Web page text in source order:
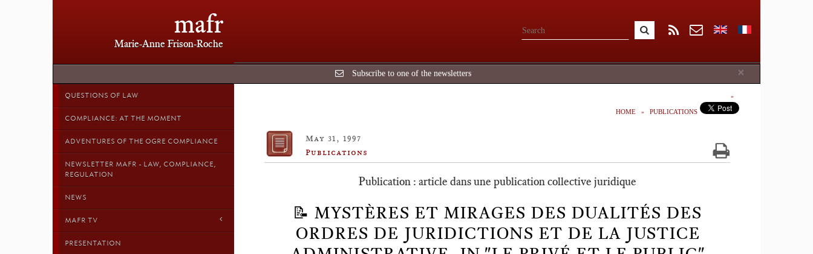
mafr
Marie-Anne Frison-Roche
×
Subscribe to one of the newsletters
QUESTIONS OF LAW
COMPLIANCE: AT THE MOMENT
ADVENTURES OF THE OGRE COMPLIANCE
NEWSLETTER MAFR - LAW, COMPLIANCE,
REGULATION
NEWS
MAFR TV
PRESENTATION
HOME PUBLICATIONS
May 31, 1997
Publications
Publication : article dans une publication collective juridique
📝 MYSTÈRES ET MIRAGES DES DUALITÉS DES
ORDRES DE JURIDICTIONS ET DE LA JUSTICE